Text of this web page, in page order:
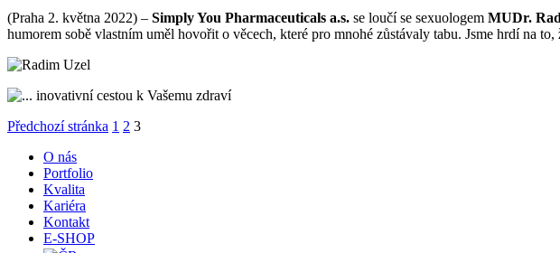
(Praha 2. května 2022) – Simply You Pharmaceuticals a.s. se loučí se sexuologem MUDr.
humorem sobě vlastním uměl hovořit o věcech, které pro mnohé zůstávaly tabu. Jsme hrdí na
Stránkování
příspěvků
Předchozí stránka Stránka:
1 Stránka:
2 Stránka:
3
O nás
Portfolio
Kvalita
Kariéra
Kontakt
E-SHOP